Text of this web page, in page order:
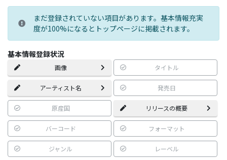
まだ登録されていない項目があります。基本情報充実
度が100%になるとトップページに掲載されます。
基本情報登録状況
画像 タイトル
アーティスト名 発売日
原産国 リリースの概要
バーコード フォーマット
ジャンル レーベル